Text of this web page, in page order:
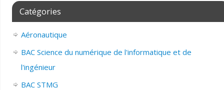
Catégories
Aéronautique
BAC Science du numérique de l'informatique et de
l'ingénieur
BAC STMG